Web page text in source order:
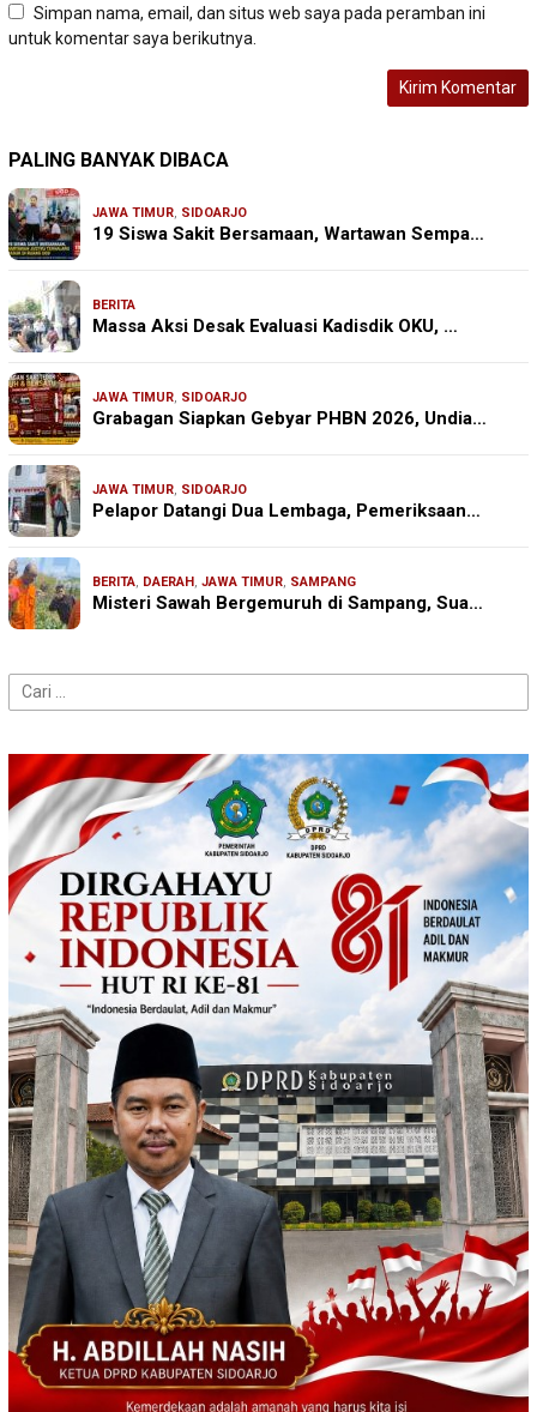
Simpan nama, email, dan situs web saya pada peramban ini
untuk komentar saya berikutnya.
PALING BANYAK DIBACA
JAWA TIMUR, SIDOARJO
19 Siswa Sakit Bersamaan, Wartawan Sempa…
BERITA
Massa Aksi Desak Evaluasi Kadisdik OKU, …
JAWA TIMUR, SIDOARJO
Grabagan Siapkan Gebyar PHBN 2026, Undia…
JAWA TIMUR, SIDOARJO
Pelapor Datangi Dua Lembaga, Pemeriksaan…
BERITA, DAERAH , JAWA TIMUR, SAMPANG
Misteri Sawah Bergemuruh di Sampang, Sua…
Cari
untuk: